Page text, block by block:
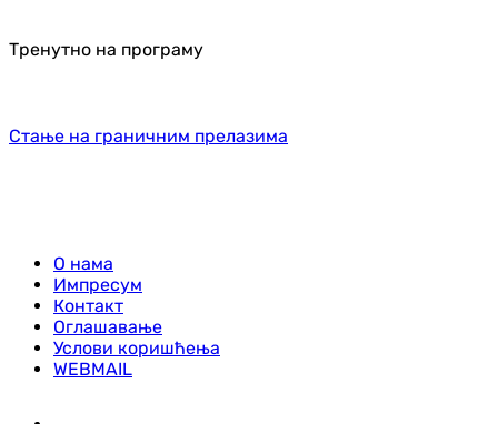
Тренутно на програму
Стање на граничним прелазима
О нама
Импресум
Контакт
Оглашавање
Услови коришћења
WEBMAIL